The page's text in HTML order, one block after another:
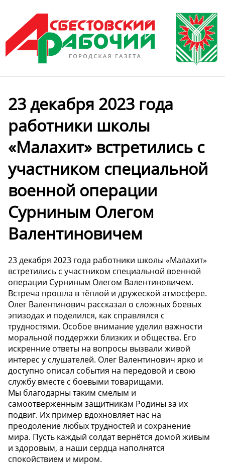
23 декабря 2023 года
работники школы
«Малахит» встретились с
участником специальной
военной операции
Сурниным Олегом
Валентиновичем
23 декабря 2023 года работники школы «Малахит»
встретились с участником специальной военной
операции Сурниным Олегом Валентиновичем.
Встреча прошла в тёплой и дружеской атмосфере.
Олег Валентинович рассказал о сложных боевых
эпизодах и поделился, как справлялся с
трудностями. Особое внимание уделил важности
моральной поддержки близких и общества. Его
искренние ответы на вопросы вызвали живой
интерес у слушателей. Олег Валентинович ярко и
доступно описал события на передовой и свою
службу вместе с боевыми товарищами.
Мы благодарны таким смелым и
самоотверженным защитникам Родины за их
подвиг. Их пример вдохновляет нас на
преодоление любых трудностей и сохранение
мира. Пусть каждый солдат вернётся домой живым
и здоровым, а наши сердца наполнятся
спокойствием и миром.